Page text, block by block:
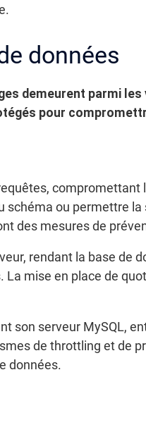
données
demeurent parmi
pour
compromettant
schéma ou permettre
des mesures de
rendant la base de
mise en place de
son serveur MySQL,
de throttling et de
données.